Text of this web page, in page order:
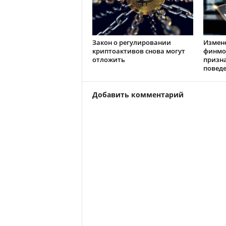
Закон о регулировании
криптоактивов снова могут
отложить
Добавить комментарий